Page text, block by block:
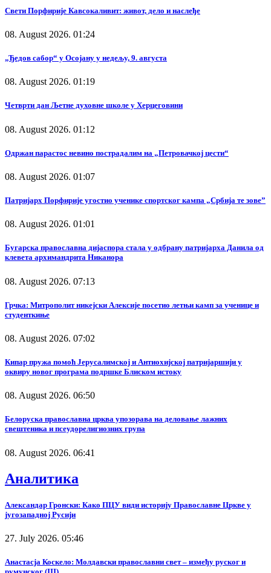
Свети Порфирије Кавсокаливит: живот, дело и наслеђе
08. August 2026. 01:24
„Ђедов сабор“ у Осојану у недељу, 9. августа
08. August 2026. 01:19
Четврти дан Љетне духовне школе у Херцеговини
08. August 2026. 01:12
Одржан парастос невино пострадалим на „Петровачкој цести“
08. August 2026. 01:07
Патријарх Порфирије угостио ученике спортског кампа „Србија те зове”
08. August 2026. 01:01
Бугарска православна дијаспора стала у одбрану патријарха Данила од
клевета архимандрита Никанора
08. August 2026. 07:13
Грчка: Митрополит никејски Алексије посетио летњи камп за ученице и
студенткиње
08. August 2026. 07:02
Кипар пружа помоћ Јерусалимској и Антиохијској патријаршији у
оквиру новог програма подршке Блиском истоку
08. August 2026. 06:50
Белоруска православна црква упозорава на деловање лажних
свештеника и псеудорелигиозних група
08. August 2026. 06:41
Аналитика
Александар Гронски: Како ПЦУ види историју Православне Цркве у
југозападној Русији
27. July 2026. 05:46
Анастасја Коскело: Молдавски православни свет – између руског и